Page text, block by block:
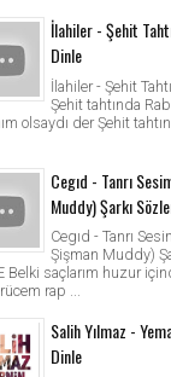
İlahiler - Şehit
Dinle
İlahiler - Şehit
Şehit tahtında
olsaydı der Şehit
Cegıd - Tanrı
Muddy) Şarkı
Cegıd - Tanrı
Şişman Muddy)
Belki saçlarım huzur
rap ...
Salih Yılmaz -
Dinle